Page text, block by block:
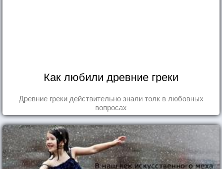
Как любили древние греки
Древние греки действительно знали толк в любовных
вопросах